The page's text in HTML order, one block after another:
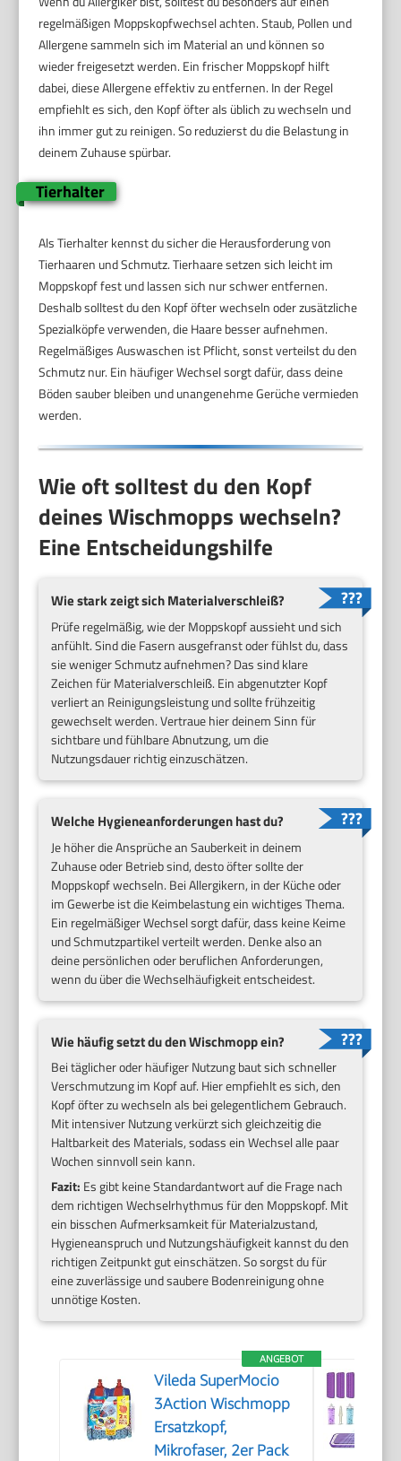
regelmäßigen Moppskopfwechsel achten. Staub, Pollen und
Allergene sammeln sich im Material an und können so
wieder freigesetzt werden. Ein frischer Moppskopf hilft
dabei, diese Allergene effektiv zu entfernen. In der Regel
empfiehlt es sich, den Kopf öfter als üblich zu wechseln und
ihn immer gut zu reinigen. So reduzierst du die Belastung in
deinem Zuhause spürbar.
Tierhalter
Als Tierhalter kennst du sicher die Herausforderung von
Tierhaaren und Schmutz. Tierhaare setzen sich leicht im
Moppskopf fest und lassen sich nur schwer entfernen.
Deshalb solltest du den Kopf öfter wechseln oder zusätzliche
Spezialköpfe verwenden, die Haare besser aufnehmen.
Regelmäßiges Auswaschen ist Pflicht, sonst verteilst du den
Schmutz nur. Ein häufiger Wechsel sorgt dafür, dass deine
Böden sauber bleiben und unangenehme Gerüche vermieden
werden.
Wie oft solltest du den Kopf
deines Wischmopps wechseln?
Eine Entscheidungshilfe
Wie stark zeigt sich Materialverschleiß?
Prüfe regelmäßig, wie der Moppskopf aussieht und sich
anfühlt. Sind die Fasern ausgefranst oder fühlst du, dass
sie weniger Schmutz aufnehmen? Das sind klare
Zeichen für Materialverschleiß. Ein abgenutzter Kopf
verliert an Reinigungsleistung und sollte frühzeitig
gewechselt werden. Vertraue hier deinem Sinn für
sichtbare und fühlbare Abnutzung, um die
Nutzungsdauer richtig einzuschätzen.
Welche Hygieneanforderungen hast du?
Je höher die Ansprüche an Sauberkeit in deinem
Zuhause oder Betrieb sind, desto öfter sollte der
Moppskopf wechseln. Bei Allergikern, in der Küche oder
im Gewerbe ist die Keimbelastung ein wichtiges Thema.
Ein regelmäßiger Wechsel sorgt dafür, dass keine Keime
und Schmutzpartikel verteilt werden. Denke also an
deine persönlichen oder beruflichen Anforderungen,
wenn du über die Wechselhäufigkeit entscheidest.
Wie häufig setzt du den Wischmopp ein?
Bei täglicher oder häufiger Nutzung baut sich schneller
Verschmutzung im Kopf auf. Hier empfiehlt es sich, den
Kopf öfter zu wechseln als bei gelegentlichem Gebrauch.
Mit intensiver Nutzung verkürzt sich gleichzeitig die
Haltbarkeit des Materials, sodass ein Wechsel alle paar
Wochen sinnvoll sein kann.
Fazit: Es gibt keine Standardantwort auf die Frage nach
dem richtigen Wechselrhythmus für den Moppskopf. Mit
ein bisschen Aufmerksamkeit für Materialzustand,
Hygieneanspruch und Nutzungshäufigkeit kannst du den
richtigen Zeitpunkt gut einschätzen. So sorgst du für
eine zuverlässige und saubere Bodenreinigung ohne
unnötige Kosten.
ANGEBOT
Vileda SuperMocio
3Action Wischmopp
Ersatzkopf,
Mikrofaser, 2er Pack